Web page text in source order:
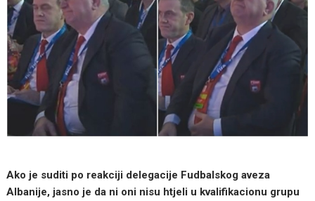
Ako je suditi po reakciji delegacije Fudbalskog aveza
Albanije, jasno je da ni oni nisu htjeli u kvalifikacionu grupu